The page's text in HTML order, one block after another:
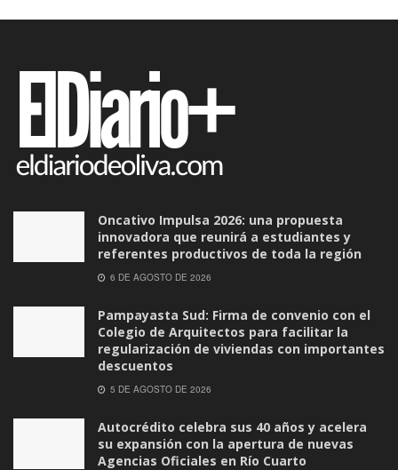
Oncativo Impulsa 2026: una propuesta
innovadora que reunirá a estudiantes y
referentes productivos de toda la región
6 DE AGOSTO DE 2026
Pampayasta Sud: Firma de convenio con el
Colegio de Arquitectos para facilitar la
regularización de viviendas con importantes
descuentos
5 DE AGOSTO DE 2026
Autocrédito celebra sus 40 años y acelera
su expansión con la apertura de nuevas
Agencias Oficiales en Río Cuarto